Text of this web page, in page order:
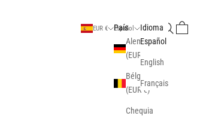
EUR €
País
Alemania
Bélgica
(EUR €)
Chequia
Español
Idioma
Español
English
Français
BuscarCesta